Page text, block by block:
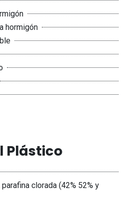
hormigón
Plástico
parafina clorada (42% 52% y